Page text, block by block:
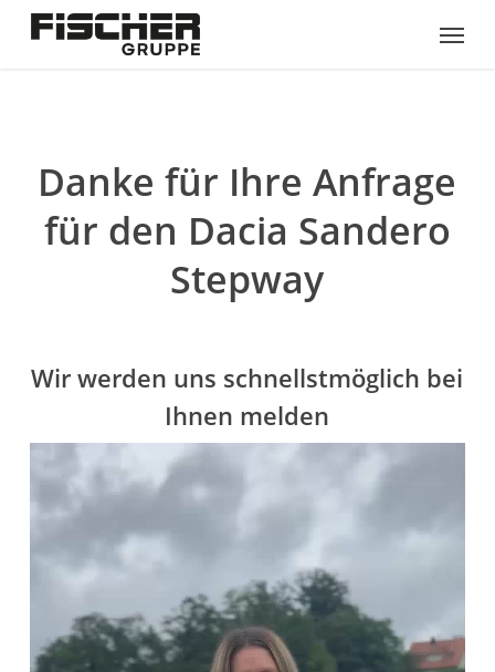
Menu
Danke für Ihre Anfrage
für den Dacia Sandero
Stepway
Wir werden uns schnellstmöglich bei
Ihnen melden